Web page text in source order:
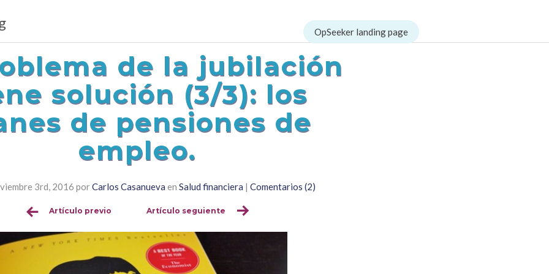
de la jubilación
solución (3/3): los
de pensiones de
empleo.
3rd, 2016 porCarlos Casanueva en Salud financiera | Comentarios (2)
Sigue
leyendo
Artículo previo Artículo seguiente